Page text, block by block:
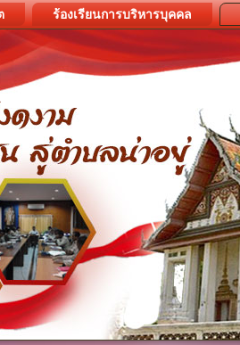
ร้องเรียนการบริหารบุคคล